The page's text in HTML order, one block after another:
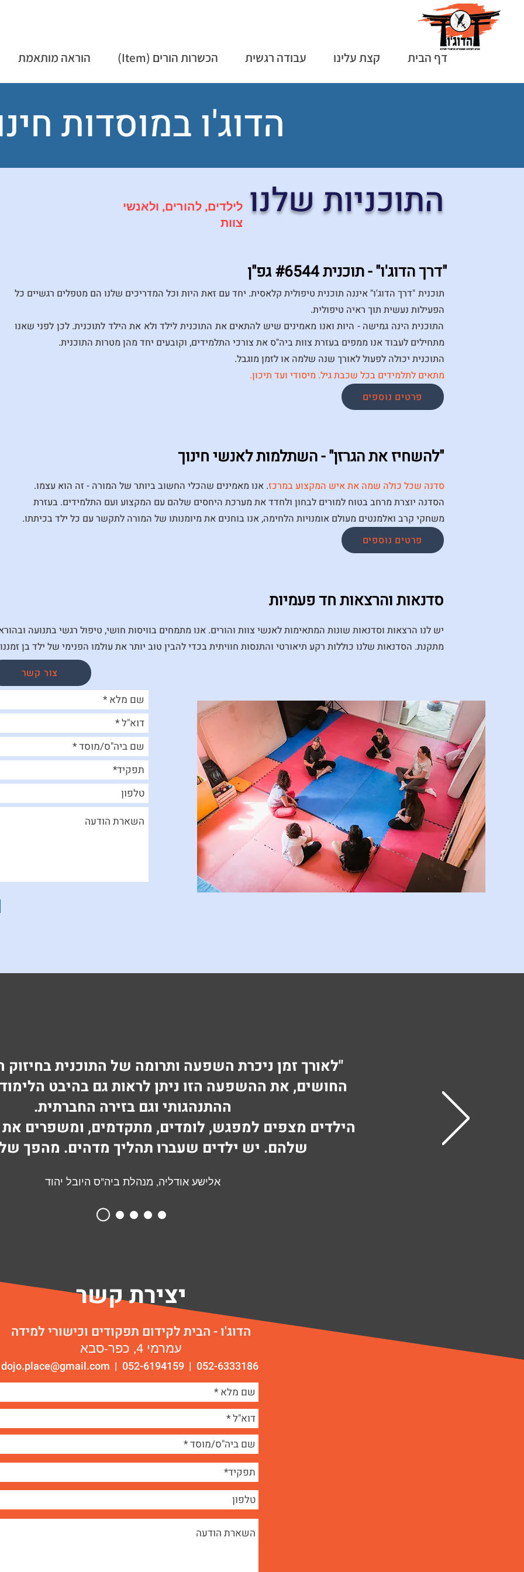
דף הבית קצת עלינו עבודה רגשית הכשרות הורים (Item) הוראה מותאמת
הדוג'ו במוסדות
התוכניות שלנו
לילדים, להורים, ולאנשי
צוות
"דרך הדוג'ו" - תוכנית #6544 גפ"ן
תוכנית "דרך הדוג'ו" איננה תוכנית טיפולית קלאסית. יחד עם זאת היות וכל המדריכים שלנו הם מטפלים רגשיים כל
הפעילות נעשית תוך ראיה טיפולית.
התוכנית הינה גמישה - היות ואנו מאמינים שיש להתאים את התוכנית לילד ולא את הילד לתוכנית. לכן לפני שאנו
מתחילים לעבוד אנו ממפים בעזרת צוות ביה"ס את צורכי התלמידים, וקובעים יחד מהן מטרות התוכנית.
התוכנית יכולה לפעול לאורך שנה שלמה או לזמן מוגבל.
מתאים לתלמידים בכל שכבת גיל. מיסודי ועד תיכון.
פרטים נוספים
"להשחיז את הגרזן" - השתלמות לאנשי חינוך
סדנה שכל כולה שמה את איש המקצוע במרכז. אנו מאמינים שהכלי החשוב ביותר של המורה - זה הוא עצמו.
הסדנה יוצרת מרחב בטוח למורים לבחון ולחדד את מערכת היחסים שלהם עם המקצוע ועם התלמידים. בעזרת
משחקי קרב ואלמנטים מעולם אומנויות הלחימה, אנו בוחנים את מיומנותו של המורה לתקשר עם כל ילד בכיתתו.
פרטים נוספים
סדנאות והרצאות חד פעמיות
יש לנו הרצאות וסדנאות שונות המתאימות לאנשי צוות והורים. אנו מתמחים בוויסות חושי, טיפול רגשי בתנועה
מתקנת. הסדנאות שלנו כוללות רקע תיאורטי והתנסות חוויתית בכדי להבין טוב יותר את עולמו הפנימי של ילד בן
צור קשר
"לאורך זמן ניכרת השפעה ותרומה של התוכנית בחיזוק
החושים, את ההשפעה הזו ניתן לראות גם בהיבט
ההתנהגותי וגם בזירה החברתית.
הילדים מצפים למפגש, לומדים, מתקדמים, ומשפרים את
שלהם. יש ילדים שעברו תהליך מדהים. מהפך
אלישע אודליה, מנהלת ביה"ס היובל יהוד
יצירת קשר
הדוג'ו - הבית לקידום תפקודים וכישורי למידה
עמרמי 4, כפר-סבא
dojo.place@gmail.com